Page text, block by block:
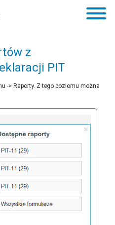
z
PIT
-> Raporty. Z tego poziomu można